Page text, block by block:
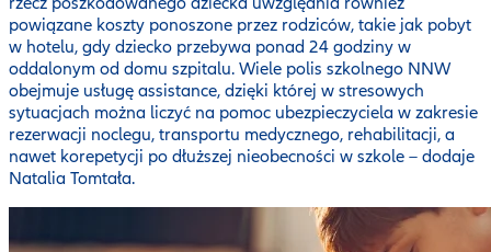
powiązane koszty ponoszone przez rodziców, takie jak pobyt
w hotelu, gdy dziecko przebywa ponad 24 godziny w
oddalonym od domu szpitalu. Wiele polis szkolnego NNW
obejmuje usługę assistance, dzięki której w stresowych
sytuacjach można liczyć na pomoc ubezpieczyciela w zakresie
rezerwacji noclegu, transportu medycznego, rehabilitacji, a
nawet korepetycji po dłuższej nieobecności w szkole – dodaje
Natalia Tomtała.